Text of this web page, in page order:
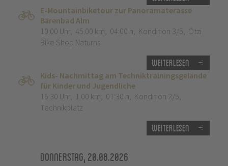
E-Mountainbiketour zur Panoramaterasse
Bärenbad Alm
10:00 Uhr, 45.00 km, 04:00 h, Kondition 3/5, Ötzi
Bike Shop Naturns
Weiterlesen
Kids- Nachmittag am Techniktrainingsgelände
für Kinder und Jugendliche
16:30 Uhr, 1.00 km, 01:30 h, Kondition 2/5,
Technikplatz
Weiterlesen
Donnerstag, 20.08.2026